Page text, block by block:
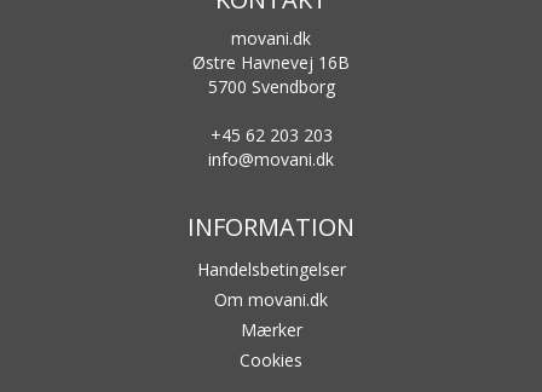
Strækfilm
Tilbehør til strækfilm
movani.dk
Østre Havnevej 16B
5700 Svendborg
+45 62 203 203
info@movani.dk
INFORMATION
Handelsbetingelser
Om movani.dk
Mærker
Cookies